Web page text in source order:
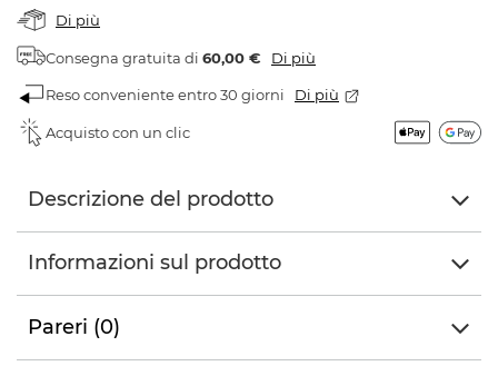
Di più
Consegna gratuita di 60,00 € Di più
Reso conveniente entro 30 giorni Di più
Acquisto con un clic
Descrizione del prodotto
Informazioni sul prodotto
Pareri (0)